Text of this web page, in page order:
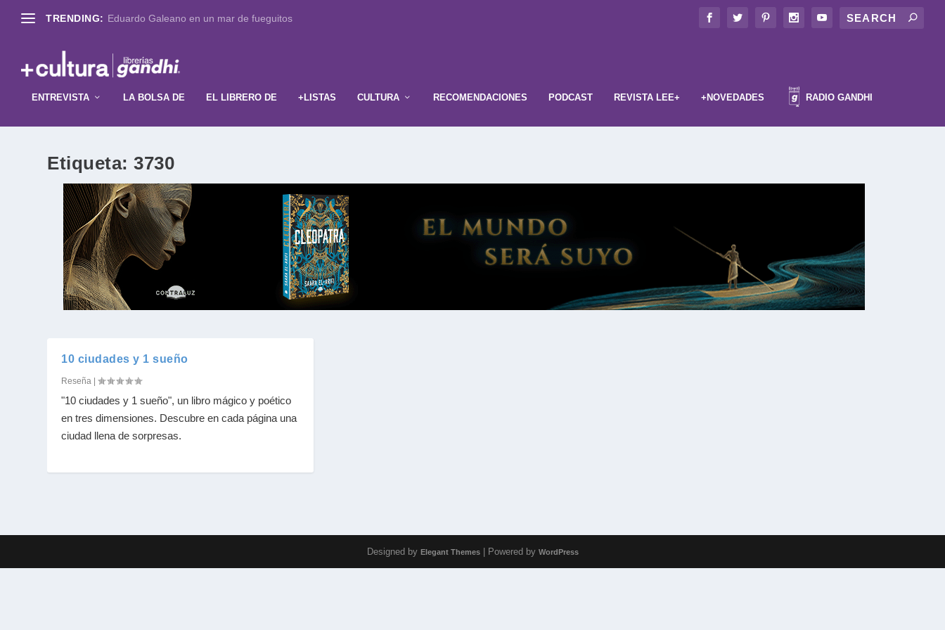
TRENDING: Eduardo Galeano en un mar de fueguitos
ENTREVISTA LA BOLSA DE EL LIBRERO DE +LISTAS CULTURA RECOMENDACIONES PODCAST REVISTA LEE+ +NOVEDADES RADIO GANDHI
Etiqueta:3730
10 ciudades y 1 sueño
Reseña |
"10 ciudades y 1 sueño", un libro mágico y poético
en tres dimensiones. Descubre en cada página una
ciudad llena de sorpresas.
Designed by Elegant Themes| Powered by WordPress